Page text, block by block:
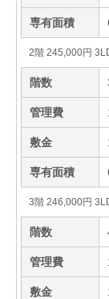
専有面積
2階 245,000円
階数
管理費
敷金
専有面積
3階 246,000円
階数
管理費
敷金